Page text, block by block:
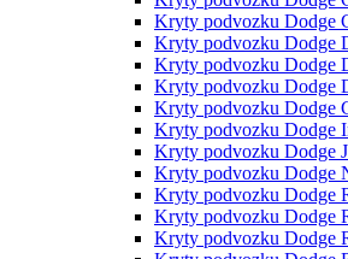
Kryty podvozku Dodge
Kryty podvozku Dodge
Kryty podvozku Dodge
Kryty podvozku Dodge
Kryty podvozku Dodge
Kryty podvozku Dodge
Kryty podvozku Dodge
Kryty podvozku Dodge
Kryty podvozku Dodge
Kryty podvozku Dodge
Kryty podvozku Dodge